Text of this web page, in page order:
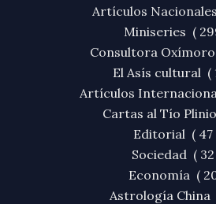
Artículos
Miniseries (
Consultora
El Asís cultural (
Artículos
Cartas al Tío
Editorial ( 47
Sociedad (
Economía (
Astrología China